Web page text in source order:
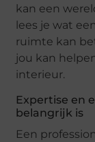
kan een
lees je wat
ruimte kan
jou kan
interieur.
Expertise en
belangrijk is
Een